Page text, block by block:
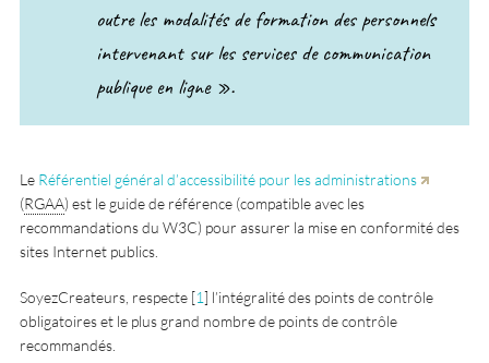
outre les modalités de formation des personnels
intervenant sur les services de communication
publique en ligne ».
Le Référentiel général d’accessibilité pour les administrations
(RGAA) est le guide de référence (compatible avec les
recommandations du W3C) pour assurer la mise en conformité des
sites Internet publics.
SoyezCreateurs, respecte [1] l’intégralité des points de contrôle
obligatoires et le plus grand nombre de points de contrôle
recommandés.